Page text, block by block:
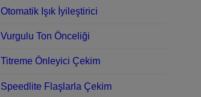
Otomatik Işık İyileştirici
Vurgulu Ton Önceliği
Titreme Önleyici Çekim
Speedlite Flaşlarla Çekim